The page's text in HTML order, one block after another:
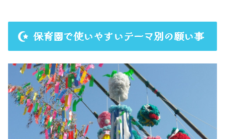
保育園で使いやすいテーマ別の願い事